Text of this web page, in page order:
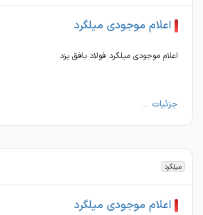
اعلام موجودی میلگرد
اعلام موجودی میلگرد فولاد بافق یزد
جزئیات ...
میلگرد
اعلام موجودی میلگرد